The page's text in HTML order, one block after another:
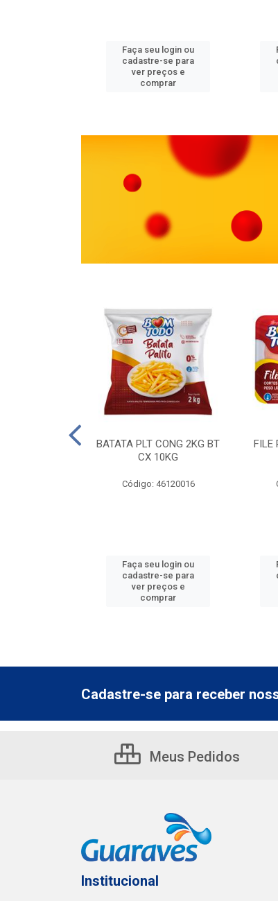
Faça seu login ou
cadastre-se para
ver preços e
comprar
BATATA PLT CONG 2KG BT
CX 10KG
Código: 46120016
Faça seu login ou
cadastre-se para
ver preços e
comprar
FILE
Cadastre-se para receber
Meus Pedidos
Institucional